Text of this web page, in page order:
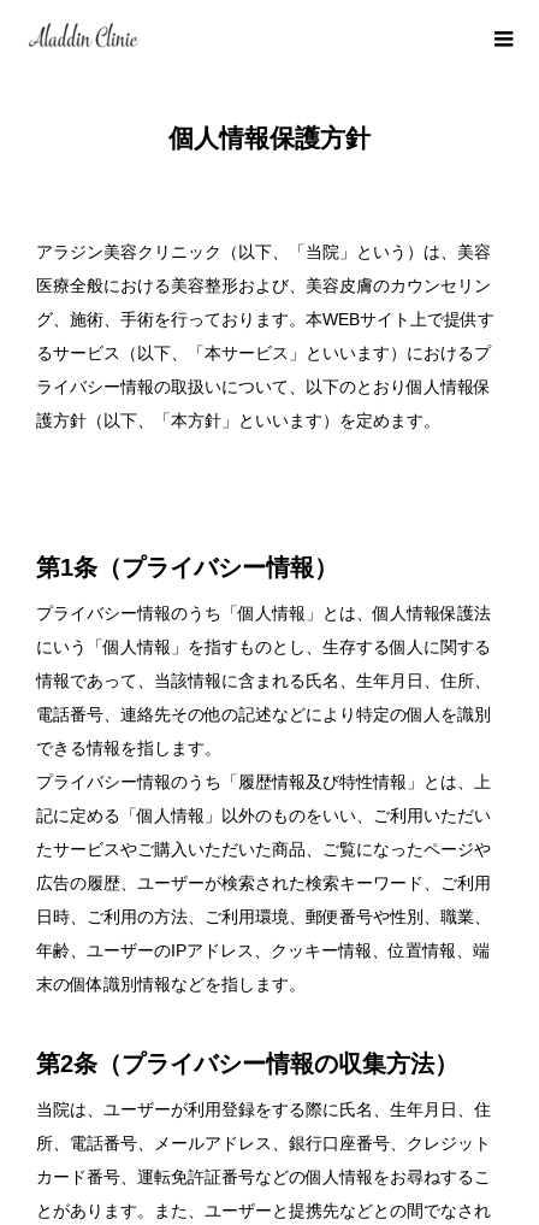
個人情報保護方針
アラジン美容クリニック（以下、「当院」という）は、美容
医療全般における美容整形および、美容皮膚のカウンセリン
グ、施術、手術を行っております。本WEBサイト上で提供す
るサービス（以下、「本サービス」といいます）におけるプ
ライバシー情報の取扱いについて、以下のとおり個人情報保
護方針（以下、「本方針」といいます）を定めます。
第1条（プライバシー情報）
プライバシー情報のうち「個人情報」とは、個人情報保護法
にいう「個人情報」を指すものとし、生存する個人に関する
情報であって、当該情報に含まれる氏名、生年月日、住所、
電話番号、連絡先その他の記述などにより特定の個人を識別
できる情報を指します。
プライバシー情報のうち「履歴情報及び特性情報」とは、上
記に定める「個人情報」以外のものをいい、ご利用いただい
たサービスやご購入いただいた商品、ご覧になったページや
広告の履歴、ユーザーが検索された検索キーワード、ご利用
日時、ご利用の方法、ご利用環境、郵便番号や性別、職業、
年齢、ユーザーのIPアドレス、クッキー情報、位置情報、端
末の個体識別情報などを指します。
第2条（プライバシー情報の収集方法）
当院は、ユーザーが利用登録をする際に氏名、生年月日、住
所、電話番号、メールアドレス、銀行口座番号、クレジット
カード番号、運転免許証番号などの個人情報をお尋ねするこ
とがあります。また、ユーザーと提携先などとの間でなされ